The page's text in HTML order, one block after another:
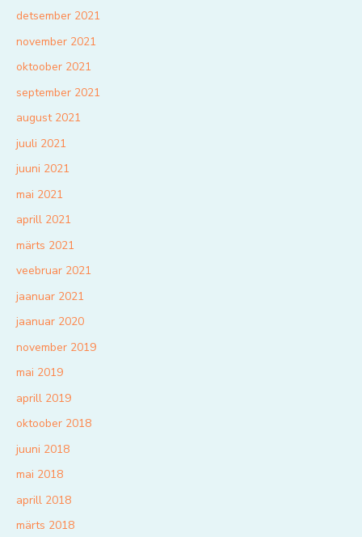
detsember 2021
november 2021
oktoober 2021
september 2021
august 2021
juuli 2021
juuni 2021
mai 2021
aprill 2021
märts 2021
veebruar 2021
jaanuar 2021
jaanuar 2020
november 2019
mai 2019
aprill 2019
oktoober 2018
juuni 2018
mai 2018
aprill 2018
märts 2018